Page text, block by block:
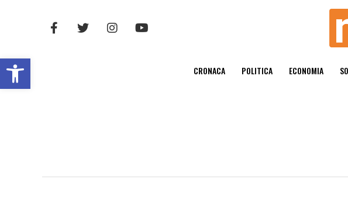
Open toolbar CRONACA POLITICA ECONOMIA